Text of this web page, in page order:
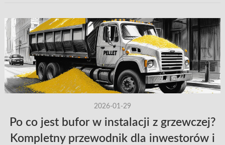
2026-01-29
Po co jest bufor w instalacji z grzewczej?
Kompletny przewodnik dla inwestorów i